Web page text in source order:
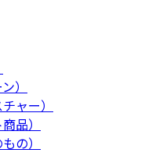
）
ャー）
品）
の）